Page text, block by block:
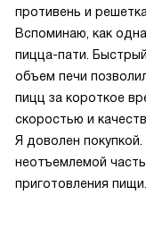
противень и
Вспоминаю, как
пицца-пати.
объем печи
пицц за короткое
скоростью и
Я доволен
неотъемлемой
приготовления пищи.